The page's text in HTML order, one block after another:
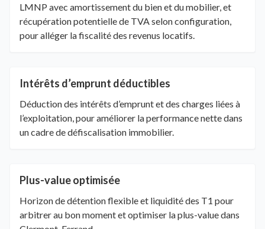
LMNP avec amortissement du bien et du mobilier, et
récupération potentielle de TVA selon configuration,
pour alléger la fiscalité des revenus locatifs.
Intérêts d’emprunt déductibles
Déduction des intérêts d’emprunt et des charges liées à
l’exploitation, pour améliorer la performance nette dans
un cadre de défiscalisation immobilier.
Plus-value optimisée
Horizon de détention flexible et liquidité des T1 pour
arbitrer au bon moment et optimiser la plus-value dans